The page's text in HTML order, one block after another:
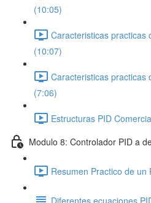
(10:05)
Caracteristicas practicas
(10:07)
Caracteristicas practicas
(7:06)
Estructuras PID
Modulo 8: Controlador PID a
Resumen Practico de un
Diferentes ecuaciones